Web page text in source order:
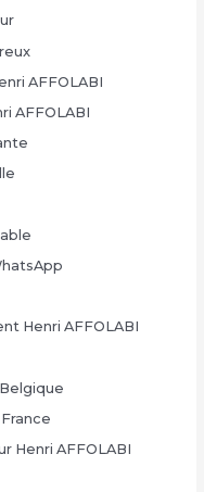
AFFOLABI
AFFOLABI
Henri AFFOLABI
Henri AFFOLABI